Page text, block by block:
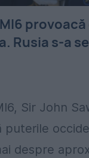
provoacă
Rusia s-a
Sir John
puterile
despre